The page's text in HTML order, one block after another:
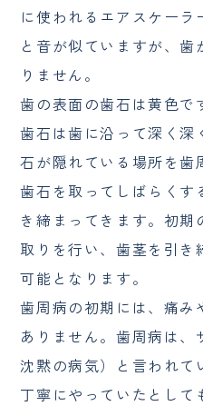
に使われるエアスケー
と音が似ていますが、
りません。
歯の表面の歯石は黄色で
歯石は歯に沿って深く深
石が隠れている場所を歯
歯石を取ってしばらくす
き締まってきます。初
取りを行い、歯茎を引き
可能となります。
歯周病の初期には、痛み
ありません。歯周病は、
沈黙の病気）と言われて
丁寧にやっていたとして